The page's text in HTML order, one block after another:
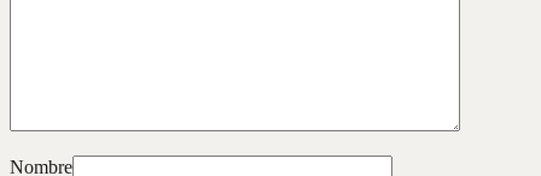
Nombre